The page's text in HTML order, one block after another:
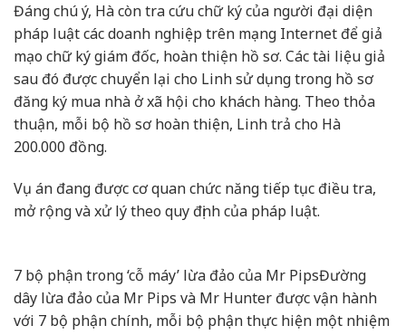
Đáng chú ý, Hà còn tra cứu chữ ký của người đại diện
pháp luật các doanh nghiệp trên mạng Internet để giả
mạo chữ ký giám đốc, hoàn thiện hồ sơ. Các tài liệu giả
sau đó được chuyển lại cho Linh sử dụng trong hồ sơ
đăng ký mua nhà ở xã hội cho khách hàng. Theo thỏa
thuận, mỗi bộ hồ sơ hoàn thiện, Linh trả cho Hà
200.000 đồng.
Vụ án đang được cơ quan chức năng tiếp tục điều tra,
mở rộng và xử lý theo quy định của pháp luật.
7 bộ phận trong ‘cỗ máy’ lừa đảo của Mr PipsĐường
dây lừa đảo của Mr Pips và Mr Hunter được vận hành
với 7 bộ phận chính, mỗi bộ phận thực hiện một nhiệm